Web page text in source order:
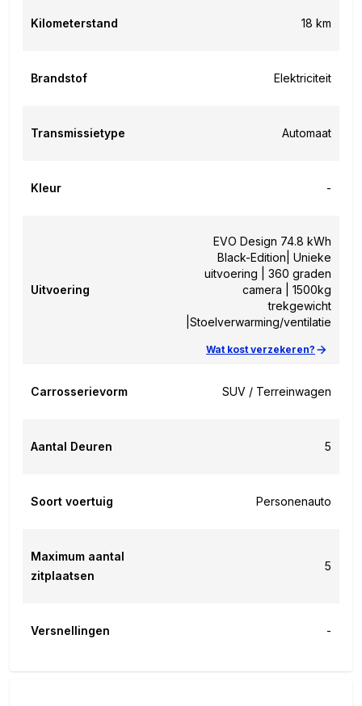
Kilometerstand 18 km
Brandstof Elektriciteit
Transmissietype Automaat
Kleur -
Uitvoering
EVO Design 74.8 kWh
Black-Edition| Unieke
uitvoering | 360 graden
camera | 1500kg
trekgewicht
|Stoelverwarming/ventilatie
Wat kost verzekeren?
Carrosserievorm SUV / Terreinwagen
Aantal Deuren 5
Soort voertuig Personenauto
Maximum aantal
zitplaatsen
5
Versnellingen -